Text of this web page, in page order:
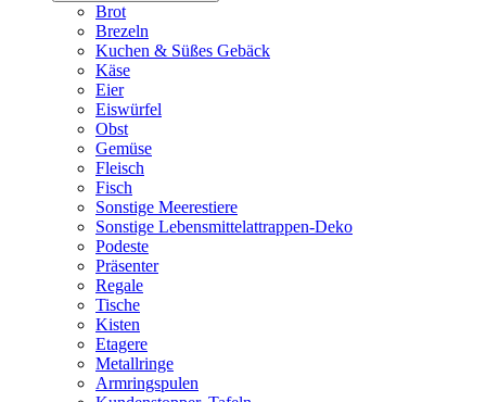
Brot
Brezeln
Kuchen & Süßes Gebäck
Käse
Eier
Eiswürfel
Obst
Gemüse
Fleisch
Fisch
Sonstige Meerestiere
Sonstige Lebensmittelattrappen-Deko
Podeste
Präsenter
Regale
Tische
Kisten
Etagere
Metallringe
Armringspulen